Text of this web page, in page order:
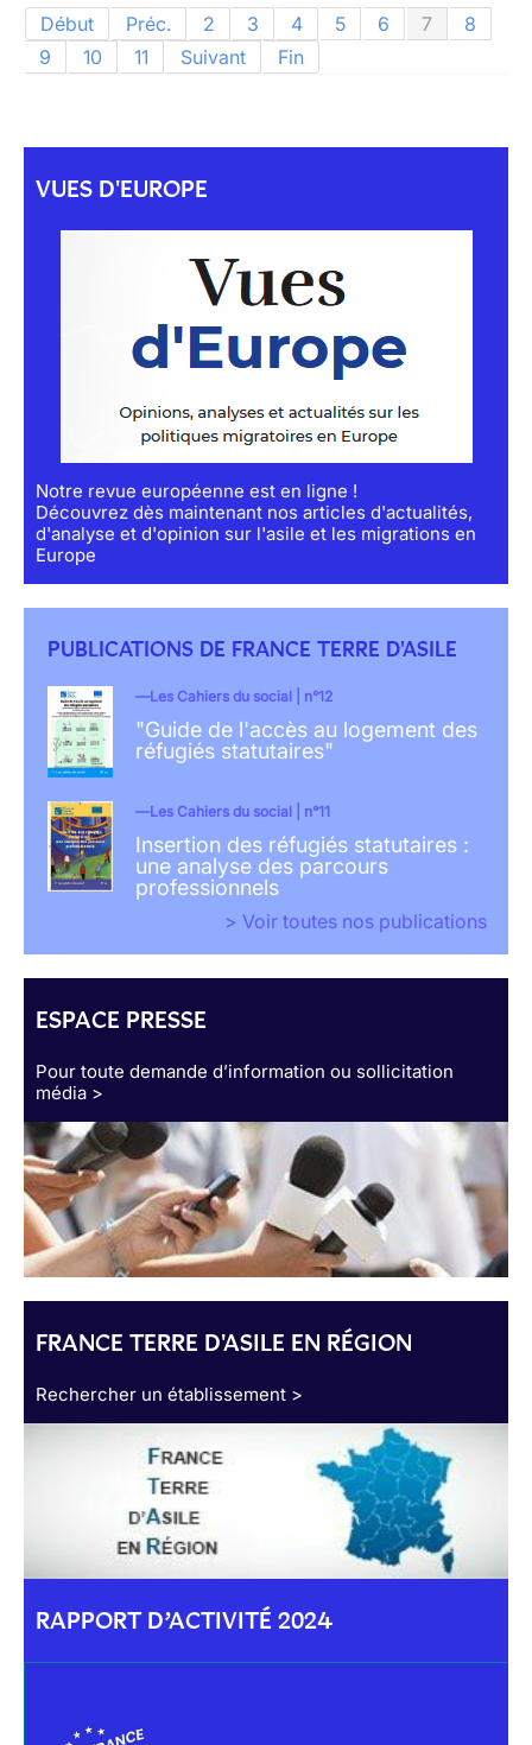
Début Préc. 2 3 4 5 6 7
8
9
10 11 Suivant Fin
VUES D'EUROPE
Notre revue européenne est en ligne !
Découvrez dès maintenant nos articles d'actualités,
d'analyse et d'opinion sur l'asile et les migrations en
Europe
PUBLICATIONS DE FRANCE TERRE D'ASILE
Les Cahiers du social | n°12
"Guide de l'accès au logement des
réfugiés statutaires"
Les Cahiers du social | n°11
Insertion des réfugiés statutaires :
une analyse des parcours
professionnels
> Voir toutes nos publications
ESPACE PRESSE
Pour toute demande d’information ou sollicitation
média >
FRANCE TERRE D'ASILE EN RÉGION
Rechercher un établissement >
RAPPORT D’ACTIVITÉ 2024